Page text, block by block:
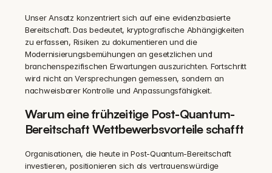
Unser Ansatz konzentriert sich auf eine evidenzbasierte
Bereitschaft. Das bedeutet, kryptografische Abhängigkeiten
zu erfassen, Risiken zu dokumentieren und die
Modernisierungsbemühungen an gesetzlichen und
branchenspezifischen Erwartungen auszurichten. Fortschritt
wird nicht an Versprechungen gemessen, sondern an
nachweisbarer Kontrolle und Anpassungsfähigkeit.
Warum eine frühzeitige Post-Quantum-
Bereitschaft Wettbewerbsvorteile schafft
Organisationen, die heute in Post-Quantum-Bereitschaft
investieren, positionieren sich als vertrauenswürdige